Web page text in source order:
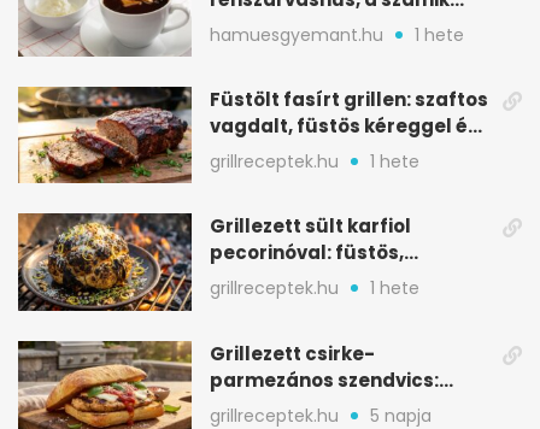
melegítő itala
hamuesgyemant.hu 1 hete
Füstölt fasírt grillen: szaftos
vagdalt, füstös kéreggel és
BBQ mázzal
grillreceptek.hu 1 hete
Grillezett sült karfiol
pecorinóval: füstös,
karamellizált nyári kedvenc
grillreceptek.hu 1 hete
Grillezett csirke-
parmezános szendvics:
ropogós csirke, olvadó sajt
grillreceptek.hu 5 napja